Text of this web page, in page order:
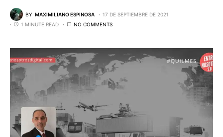
BY MAXIMILIANO ESPINOSA
17 DE SEPTIEMBRE DE 2021
1 MINUTE READ
NO COMMENTS